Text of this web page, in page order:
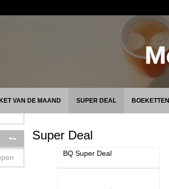
VAN DE MAAND SUPER DEAL BOEKETTEN
Super Deal
BQ Super Deal